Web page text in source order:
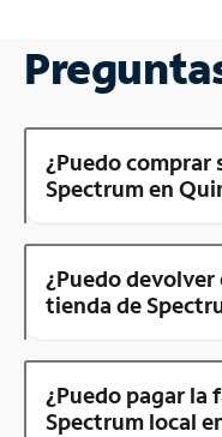
¿Puedo
Spectrum en
¿Puedo
tienda de
¿Puedo pagar la
Spectrum local